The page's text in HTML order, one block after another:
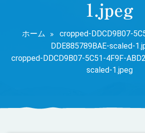
1.jpeg
ホーム
cropped-DDCD9B07-
DDE885789BAE-scaled-
cropped-DDCD9B07-5C51-4F9F-
scaled-1.jpeg